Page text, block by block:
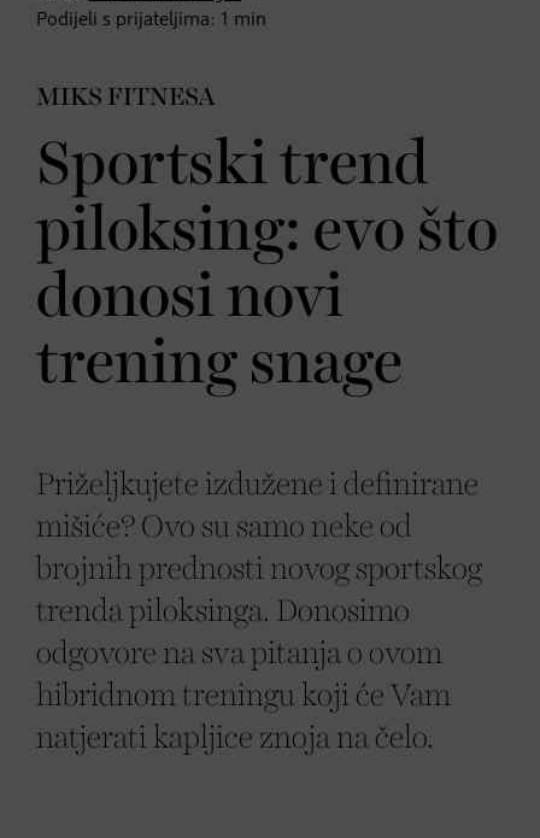
Podijeli s prijateljima: 1 min
MIKS FITNESA
Sportski trend
piloksing: evo što
donosi novi
trening snage
Priželjkujete izdužene i definirane
mišiće? Ovo su samo neke od
brojnih prednosti novog sportskog
trenda piloksinga. Donosimo
odgovore na sva pitanja o ovom
hibridnom treningu koji će Vam
natjerati kapljice znoja na čelo.